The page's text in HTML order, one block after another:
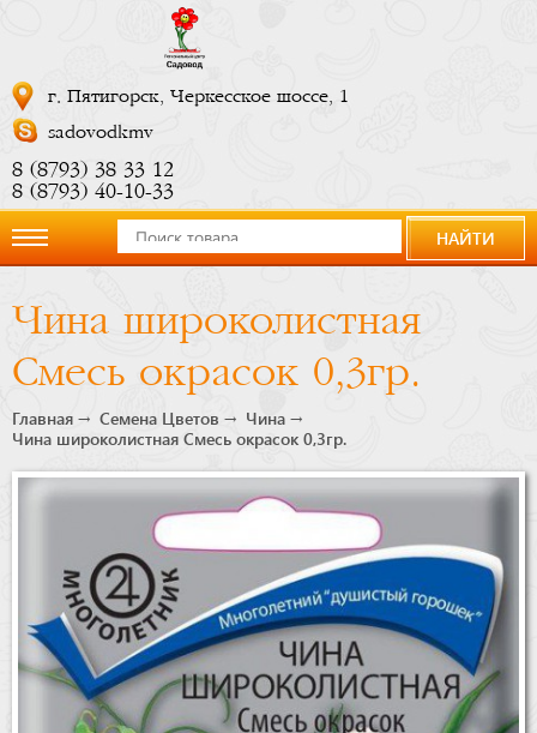
г. Пятигорск, Черкесское шоссе, 1
sadovodkmv
8 (8793) 38 33 12
8 (8793) 40-10-33
компании
Купить
Бренды
Доставка
Оптовикам
НАЙТИ
Чина широколистная
Смесь окрасок 0,3гр.
Главная Семена Цветов
Чина
Чина широколистная Смесь окрасок 0,3гр.